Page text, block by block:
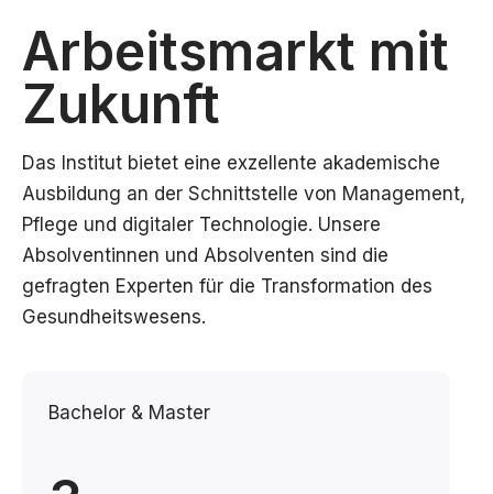
Arbeitsmarkt mit
Zukunft
Das Institut bietet eine exzellente akademische
Ausbildung an der Schnittstelle von Management,
Pflege und digitaler Technologie. Unsere
Absolventinnen und Absolventen sind die
gefragten Experten für die Transformation des
Gesundheitswesens.
Bachelor & Master